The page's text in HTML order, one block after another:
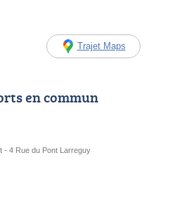
Trajet Maps
en commun
- 4 Rue du Pont Larreguy